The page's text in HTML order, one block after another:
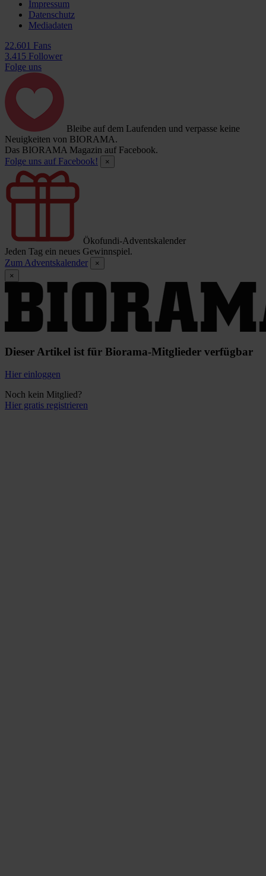
Impressum
Datenschutz
Mediadaten
22.601 Fans
3.415 Follower
Folge uns
Bleibe auf dem Laufenden und verpasse keine
Neuigkeiten von BIORAMA.
Das BIORAMA Magazin auf Facebook.
Folge uns auf Facebook!
×
Ökofundi-Adventskalender
Jeden Tag ein neues Gewinnspiel.
Zum Adventskalender
×
×
Dieser Artikel ist für Biorama-Mitglieder verfügbar
Hier einloggen
Noch kein Mitglied?
Hier gratis registrieren